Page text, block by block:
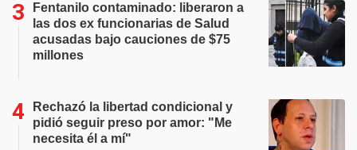
Fentanilo contaminado: liberaron a
las dos ex funcionarias de Salud
acusadas bajo cauciones de $75
millones
Rechazó la libertad condicional y
pidió seguir preso por amor: "Me
necesita él a mí"